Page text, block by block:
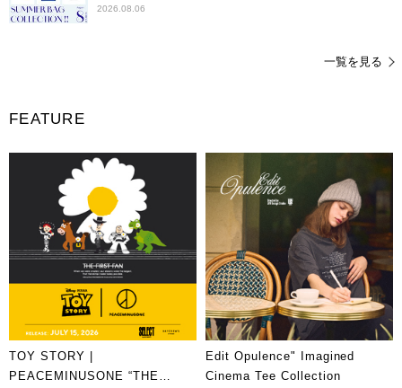
2026.08.06
一覧を見る
FEATURE
TOY STORY |
PEACEMINUSONE “THE
Edit Opulence" Imagined
Cinema Tee Collection